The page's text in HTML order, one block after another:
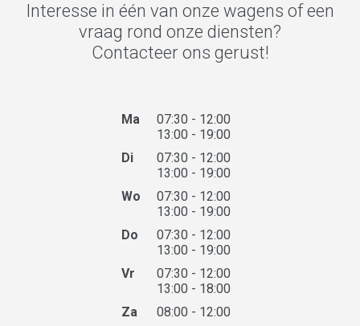
Interesse in één van onze wagens of een
vraag rond onze diensten?
Contacteer ons gerust!
Ma
07:30 - 12:00
13:00 - 19:00
Di
07:30 - 12:00
13:00 - 19:00
Wo
07:30 - 12:00
13:00 - 19:00
Do
07:30 - 12:00
13:00 - 19:00
Vr
07:30 - 12:00
13:00 - 18:00
Za
08:00 - 12:00